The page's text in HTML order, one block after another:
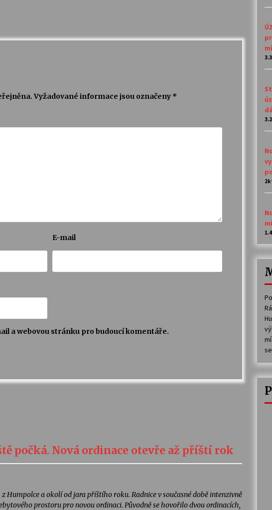
Vyžadované informace jsou označeny *
E-mail
a webovou stránku pro budoucí komentáře.
počká. Nová ordinace otevře až příští rok
Humpolce a okolí od jara příštího roku. Radnice v současné době intenzivně
prostoru pro novou ordinaci. Původně se hovořilo dvou ordinacích,
2k